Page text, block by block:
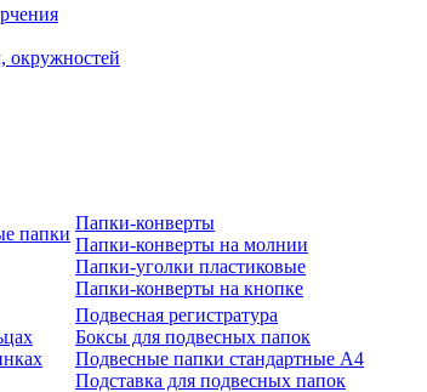
окружностей
папки
Папки-конверты
Папки-конверты на молнии
Папки-уголки пластиковые
Папки-конверты на кнопке
Подвесная регистратура
Боксы для подвесных папок
Подвесные папки стандартные А4
Подставка для подвесных папок